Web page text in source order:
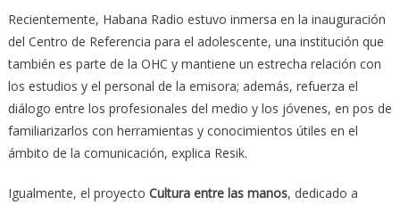
Recientemente, Habana Radio estuvo inmersa en la inauguración
del Centro de Referencia para el adolescente, una institución que
también es parte de la OHC y mantiene un estrecha relación con
los estudios y el personal de la emisora; además, refuerza el
diálogo entre los profesionales del medio y los jóvenes, en pos de
familiarizarlos con herramientas y conocimientos útiles en el
ámbito de la comunicación, explica Resik.
Igualmente, el proyecto Cultura entre las manos, dedicado a